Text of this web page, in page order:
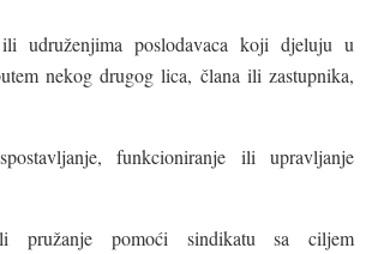
udruženjima poslodavaca koji djeluju u
nekog drugog lica, člana ili zastupnika,
funkcioniranje ili upravljanje
pružanje pomoći sindikatu sa ciljem